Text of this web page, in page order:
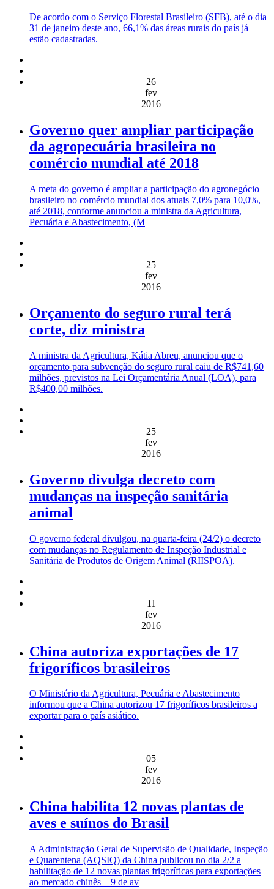
De acordo com o Serviço Florestal Brasileiro (SFB), até o dia
31 de janeiro deste ano, 66,1% das áreas rurais do país já
estão cadastradas.
26
fev
2016
Governo quer ampliar participação
da agropecuária brasileira no
comércio mundial até 2018
A meta do governo é ampliar a participação do agronegócio
brasileiro no comércio mundial dos atuais 7,0% para 10,0%,
até 2018, conforme anunciou a ministra da Agricultura,
Pecuária e Abastecimento, (M
25
fev
2016
Orçamento do seguro rural terá
corte, diz ministra
A ministra da Agricultura, Kátia Abreu, anunciou que o
orçamento para subvenção do seguro rural caiu de R$741,60
milhões, previstos na Lei Orçamentária Anual (LOA), para
R$400,00 milhões.
25
fev
2016
Governo divulga decreto com
mudanças na inspeção sanitária
animal
O governo federal divulgou, na quarta-feira (24/2) o decreto
com mudanças no Regulamento de Inspeção Industrial e
Sanitária de Produtos de Origem Animal (RIISPOA).
11
fev
2016
China autoriza exportações de 17
frigoríficos brasileiros
O Ministério da Agricultura, Pecuária e Abastecimento
informou que a China autorizou 17 frigoríficos brasileiros a
exportar para o país asiático.
05
fev
2016
China habilita 12 novas plantas de
aves e suínos do Brasil
A Administração Geral de Supervisão de Qualidade, Inspeção
e Quarentena (AQSIQ) da China publicou no dia 2/2 a
habilitação de 12 novas plantas frigoríficas para exportações
ao mercado chinês – 9 de av